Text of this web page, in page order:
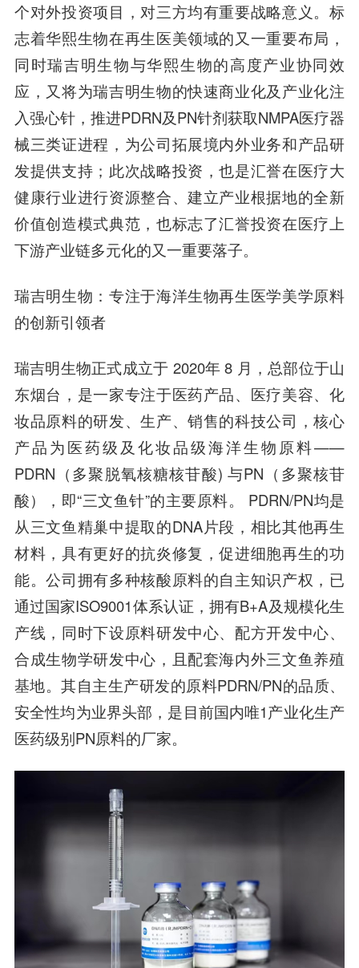
个对外投资项目，对三方均有重要战略意义。标
志着华熙生物在再生医美领域的又一重要布局，
同时瑞吉明生物与华熙生物的高度产业协同效
应，又将为瑞吉明生物的快速商业化及产业化注
入强心针，推进PDRN及PN针剂获取NMPA医疗器
械三类证进程，为公司拓展境内外业务和产品研
发提供支持；此次战略投资，也是汇誉在医疗大
健康行业进行资源整合、建立产业根据地的全新
价值创造模式典范，也标志了汇誉投资在医疗上
下游产业链多元化的又一重要落子。
瑞吉明生物：专注于海洋生物再生医学美学原料
的创新引领者
瑞吉明生物正式成立于 2020年 8 月，总部位于山
东烟台，是一家专注于医药产品、医疗美容、化
妆品原料的研发、生产、销售的科技公司，核心
产品为医药级及化妆品级海洋生物原料——
PDRN（多聚脱氧核糖核苷酸) 与PN（多聚核苷
酸），即“三文鱼针”的主要原料。 PDRN/PN均是
从三文鱼精巢中提取的DNA片段，相比其他再生
材料，具有更好的抗炎修复，促进细胞再生的功
能。公司拥有多种核酸原料的自主知识产权，已
通过国家ISO9001体系认证，拥有B+A及规模化生
产线，同时下设原料研发中心、配方开发中心、
合成生物学研发中心，且配套海内外三文鱼养殖
基地。其自主生产研发的原料PDRN/PN的品质、
安全性均为业界头部，是目前国内唯1产业化生产
医药级别PN原料的厂家。